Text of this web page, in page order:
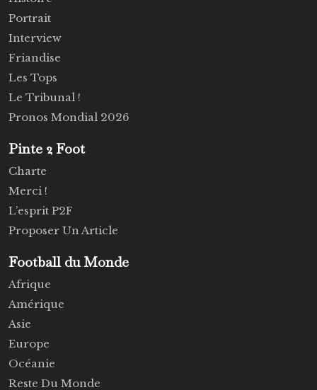
Portrait
Interview
Friandise
Les Tops
Le Tribunal !
Pronos Mondial 2026
Pinte 2 Foot
Charte
Merci !
L’esprit P2F
Proposer Un Article
Football du Monde
Afrique
Amérique
Asie
Europe
Océanie
Reste Du Monde